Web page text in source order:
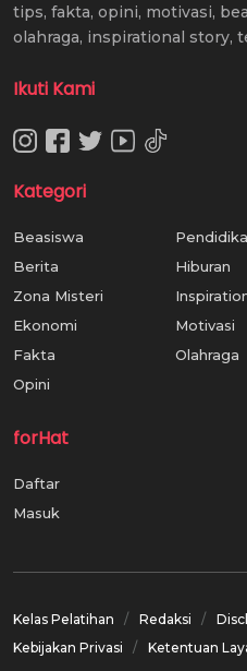
tips, fakta, opini, motivasi,
olahraga, inspirational story,
Ikuti Kami
Kategori
Beasiswa
Berita
Zona Misteri
Ekonomi
Fakta
Opini
Hiburan
Motivasi
Olahraga
forHat
Daftar
Masuk
Kelas Pelatihan Redaksi
Kebijakan Privasi
Ketentuan